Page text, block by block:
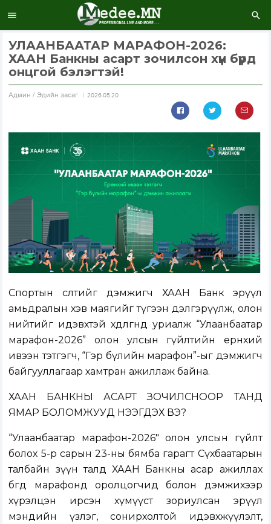
УЛААНБААТАР МАРАФОН-2026:
ХААН Банкны асарт зочилсон хүн бүрд
онцгой бэлэгтэй!
Aдмин / Эдийн засаг 2026.05.20
Спортын өсөлтийг дэмжигч ХААН Банк эрүүл
амьдралын хэв маягийг түгээн дэлгэрүүлж, олон
нийтийг идэвхтэй хөдөлгөөнд уриалж “Улаанбаатар
марафон-2026” олон улсын гүйлтийн ерөнхий
ивээн тэтгэгч, “Гэр бүлийн марафон”-ыг дэмжигч
байгууллагаар хамтран ажиллаж байна.
ХААН БАНКНЫ АСАРТ ЗОЧИЛСНООР ТАНД
ЯМАР БОЛОМЖУУД НЭЭГДЭХ ВЭ?
“Улаанбаатар марафон-2026" олон улсын гүйлт
болох 5-р сарын 23-ны бямба гарагт Сүхбаатарын
талбайн зүүн талд ХААН Банкны асар ажиллах
бөгөөд марафонд оролцогчид болон дэмжихээр
хүрэлцэн ирсэн хүмүүст зориулсан эрүүл
мэндийн үзлэг, сонирхолтой идэвхжүүлэлт,